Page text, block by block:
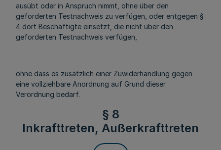
ausübt oder in Anspruch nimmt, ohne über den
geforderten Testnachweis zu verfügen, oder entgegen §
4 dort Beschäftigte einsetzt, die nicht über den
geforderten Testnachweis verfügen,
ohne dass es zusätzlich einer Zuwiderhandlung gegen
eine vollziehbare Anordnung auf Grund dieser
Verordnung bedarf.
§ 8
Inkrafttreten, Außerkrafttreten